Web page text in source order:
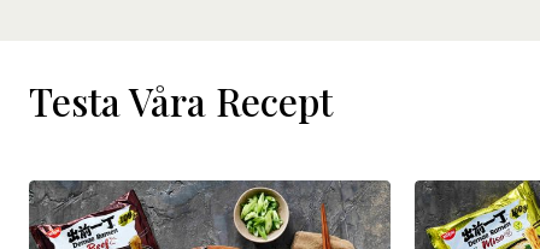
Testa Våra Recept